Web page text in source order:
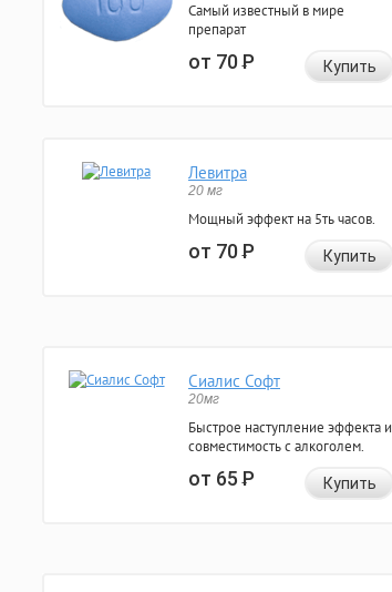
Самый известный в мире
препарат
от 70Р Купить
Левитра
20 мг
Мощный эффект на 5ть часов.
от 70Р Купить
Сиалис Софт
20мг
Быстрое наступление эффекта и
совместимость с алкоголем.
от 65Р Купить